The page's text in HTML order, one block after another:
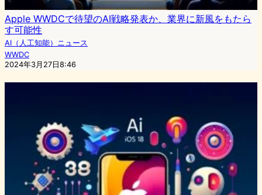
Apple WWDCで待望のAI戦略発表か、業界に新風をもたら
す可能性
AI（人工知能）ニュース
WWDC
2024年3月27日8:46